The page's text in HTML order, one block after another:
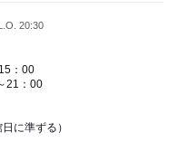
20:30
：00
21：00
に準ずる）